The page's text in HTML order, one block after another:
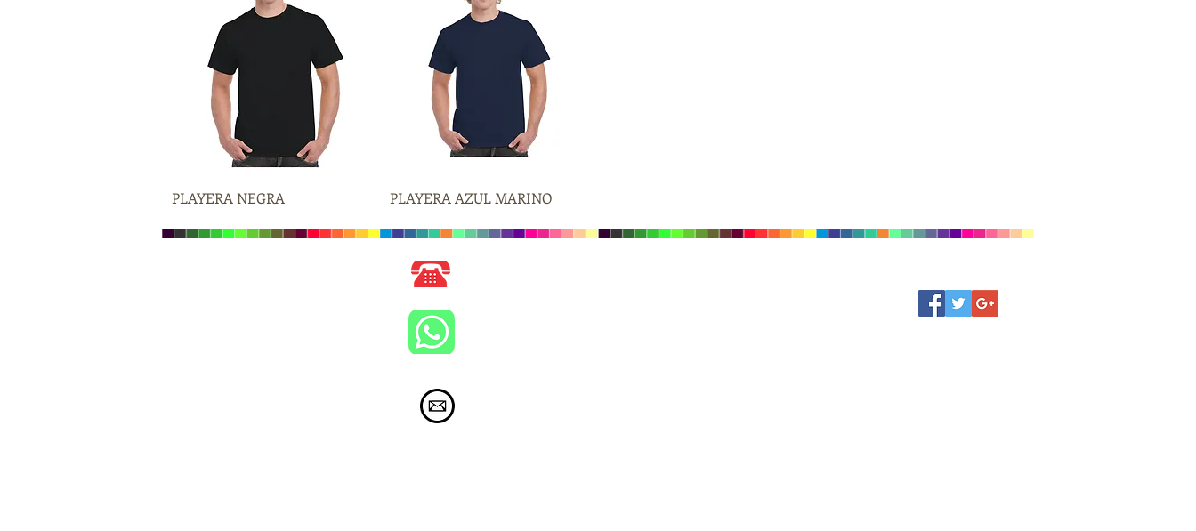
Vista rápida
PLAYERA NEGRA Vista rápida
PLAYERA AZUL MARINO